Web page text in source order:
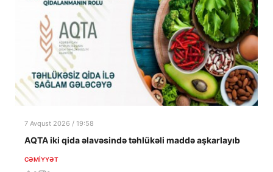
7 Avqust 2026 / 19:58
AQTA iki qida əlavəsində təhlükəli maddə aşkarlayıb
CƏMIYYƏT